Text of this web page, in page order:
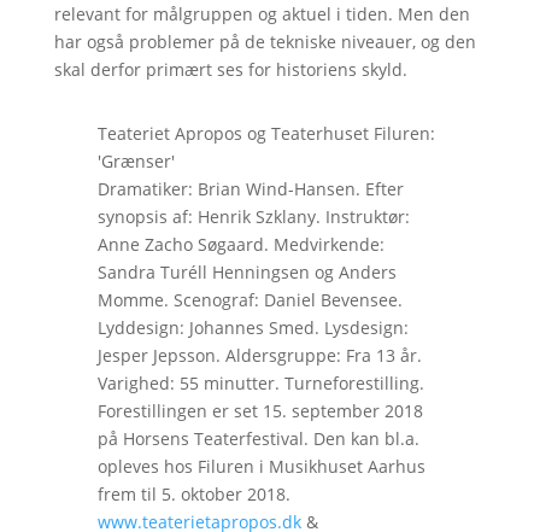
relevant for målgruppen og aktuel i tiden. Men den
har også problemer på de tekniske niveauer, og den
skal derfor primært ses for historiens skyld.
Teateriet Apropos og Teaterhuset Filuren:
'Grænser'
Dramatiker: Brian Wind-Hansen. Efter
synopsis af: Henrik Szklany. Instruktør:
Anne Zacho Søgaard. Medvirkende:
Sandra Turéll Henningsen og Anders
Momme. Scenograf: Daniel Bevensee.
Lyddesign: Johannes Smed. Lysdesign:
Jesper Jepsson. Aldersgruppe: Fra 13 år.
Varighed: 55 minutter. Turneforestilling.
Forestillingen er set 15. september 2018
på Horsens Teaterfestival. Den kan bl.a.
opleves hos Filuren i Musikhuset Aarhus
frem til 5. oktober 2018.
www.teaterietapropos.dk&